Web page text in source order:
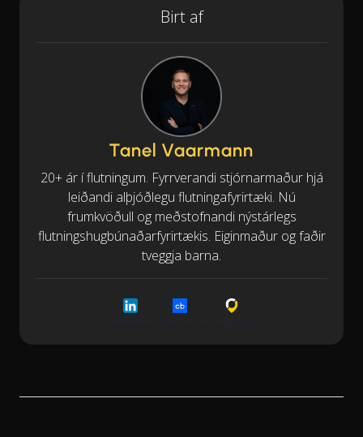
Birt af
Tanel Vaarmann
20+ ár í flutningum. Fyrrverandi stjórnarmaður hjá
leiðandi alþjóðlegu flutningafyrirtæki. Nú
frumkvöðull og meðstofnandi nýstárlegs
flutningshugbúnaðarfyrirtækis. Eiginmaður og faðir
tveggja barna.